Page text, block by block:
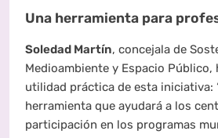
Una herramienta para
Soledad Martín, concejala de
Medioambiente y Espacio Público,
utilidad práctica de esta iniciativa:
herramienta que ayudará a los
participación en los programas